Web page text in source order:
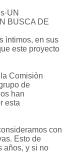
BUSCA DE
ìntimos, en sus
este proyecto
Comisiòn
de
han
esta
con
Esto de
años, y si no